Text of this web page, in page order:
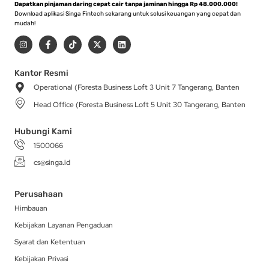
Dapatkan pinjaman daring cepat cair tanpa jaminan hingga Rp 48.000.000!
Download aplikasi Singa Fintech sekarang untuk solusi keuangan yang cepat dan
mudah!
I
n
s
a
g
r
a
m
F
a
c
b
o
-
T
i
k
X
-
t
t
r
L
i
n
i
Kantor Resmi
Operational (Foresta Business Loft 3 Unit 7 Tangerang, Banten
Head Office (Foresta Business Loft 5 Unit 30 Tangerang, Banten
Hubungi Kami
1500066
cs@singa.id
Perusahaan
Himbauan
Kebijakan Layanan Pengaduan
Syarat dan Ketentuan
Kebijakan Privasi